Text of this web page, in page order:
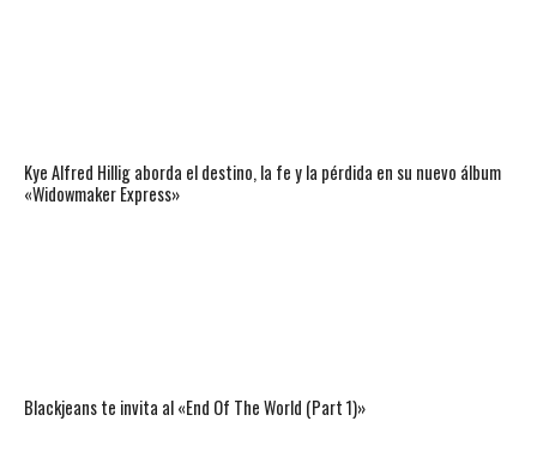
Kye Alfred Hillig aborda el destino, la fe y la pérdida en su nuevo álbum
«Widowmaker Express»
Blackjeans te invita al «End Of The World (Part 1)»